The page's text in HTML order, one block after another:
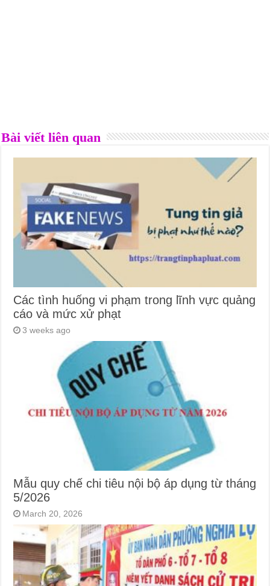
Bài viết liên quan
Các tình huống vi phạm trong lĩnh vực quảng
cáo và mức xử phạt
3 weeks ago
Mẫu quy chế chi tiêu nội bộ áp dụng từ tháng
5/2026
March 20, 2026